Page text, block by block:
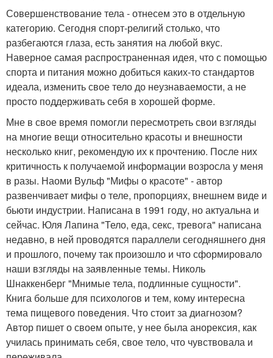
Совершенствование тела - отнесем это в отдельную
категорию. Сегодня спорт-религий столько, что
разбегаются глаза, есть занятия на любой вкус.
Наверное самая распространенная идея, что с помощью
спорта и питания можно добиться каких-то стандартов
идеала, изменить свое тело до неузнаваемости, а не
просто поддерживать себя в хорошей форме.
Мне в свое время помогли пересмотреть свои взгляды
на многие вещи относительно красоты и внешности
несколько книг, рекомендую их к прочтению. После них
критичность к получаемой информации возросла у меня
в разы. Наоми Вульф "Мифы о красоте" - автор
развенчивает мифы о теле, пропорциях, внешнем виде и
бьюти индустрии. Написана в 1991 году, но актуальна и
сейчас. Юля Лапина "Тело, еда, секс, тревога" написана
недавно, в ней проводятся параллели сегодняшнего дня
и прошлого, почему так произошло и что сформировало
наши взгляды на заявленные темы. Николь
Шнаккенберг "Мнимые тела, подлинные сущности".
Книга больше для психологов и тем, кому интересна
тема пищевого поведения. Что стоит за диагнозом?
Автор пишет о своем опыте, у нее была анорексия, как
училась принимать себя, свое тело, что чувствовала и